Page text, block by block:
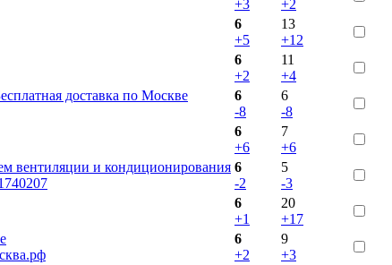
+3
+2
6
+5
13
+12
6
+2
11
+4
доставка по Москве
6
-8
6
-8
6
+6
7
+6
вентиляции и кондиционирования 6
-2
5
-3
6
+1
20
+17
6
+2
9
+3